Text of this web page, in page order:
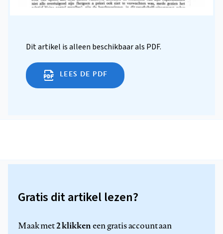
Dit artikel is alleen beschikbaar als PDF.
LEES DE PDF
Gratis dit artikel lezen?
Maak met2 klikkeneen gratis account aan